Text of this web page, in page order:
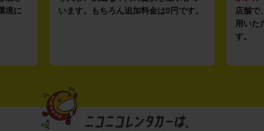
境に
います。もちろん追加料金は0円です。
店舗で
用いた
す。